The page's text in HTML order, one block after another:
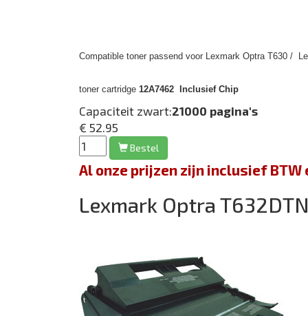
Compatible toner passend voor Lexmark Optra T630 /
toner cartridge 12A7462 Inclusief Chip
Capaciteit zwart:21000 pagina's
€ 52.95
Bestel
Al onze prijzen zijn inclusief
Lexmark Optra